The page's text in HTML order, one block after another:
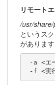
リモート
/usr/
というス
があります
-f <実